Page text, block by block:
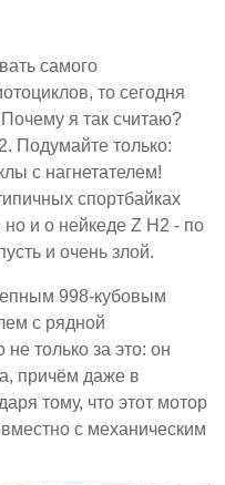
самого
то сегодня
Почему я так считаю?
Подумайте только:
с нагнетателем!
спортбайках
и о нейкеде Z H2 - по
и очень злой.
998-кубовым
с рядной
только за это: он
причём даже в
тому, что этот мотор
с механическим